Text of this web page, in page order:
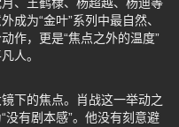
、王鹤棣、杨超越、杨迪等
成为“金叶”系列中最自然、
作，更是“焦点之外的温度”
人。
下的焦点。肖战这一举动之
没有剧本感”。他没有刻意避